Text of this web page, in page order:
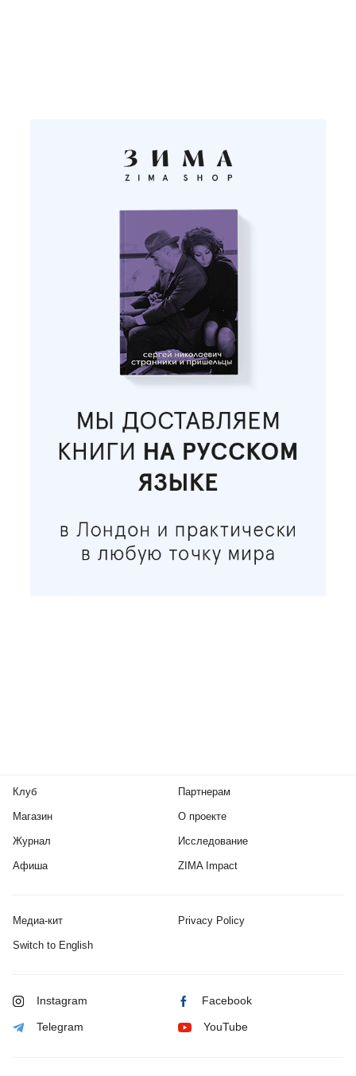
Клуб
Магазин
Журнал
Афиша
Партнерам
О проекте
Исследование
ZIMA Impact
Медиа-кит Privacy Policy
Switch to English
Instagram Facebook
Telegram YouTube